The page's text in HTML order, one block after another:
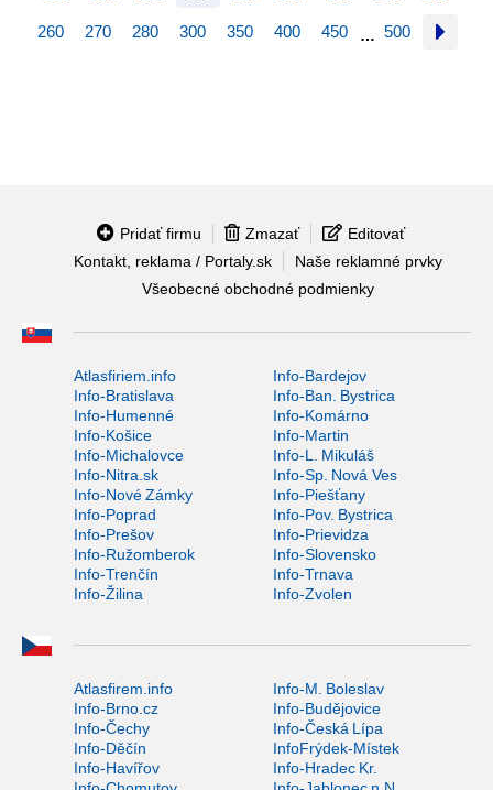
260 270 280 300 350 400 450 … 500
Pridať firmu Zmazať
Editovať
Kontakt, reklama / Portaly.sk
Naše reklamné prvky
Všeobecné obchodné podmienky
Atlasfiriem.info
Info-Bardejov
Info-Bratislava
Info-Ban. Bystrica
Info-Humenné
Info-Komárno
Info-Košice
Info-Martin
Info-Michalovce
Info-L. Mikuláš
Info-Nitra.sk
Info-Sp. Nová Ves
Info-Nové Zámky
Info-Piešťany
Info-Poprad
Info-Pov. Bystrica
Info-Prešov
Info-Prievidza
Info-Ružomberok
Info-Slovensko
Info-Trenčín
Info-Trnava
Info-Žilina
Info-Zvolen
Atlasfirem.info
Info-M. Boleslav
Info-Brno.cz
Info-Budějovice
Info-Čechy
Info-Česká Lípa
Info-Děčín
InfoFrýdek-Místek
Info-Havířov
Info-Hradec Kr.